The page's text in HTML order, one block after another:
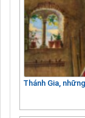
Thánh Gia,